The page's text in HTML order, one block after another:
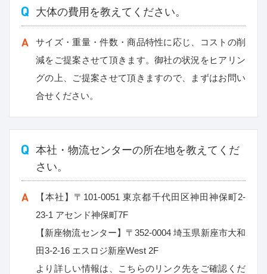
大体の費用を教えてください。
サイズ・重量・件数・商品特性に応じ、コストの削
減をご提案させて頂きます。御社の状況をヒアリン
グの上、ご提案させて頂きますので、まずはお問い
合せください。
本社・物流センターの所在地を教えてくだ
さい。
【本社】〒101-0051 東京都千代田区神田神保町2-
23-1 アセンド神保町7F
【新座物流センター】〒352-0004 埼玉県新座市大和
田3-2-16 エスロジ新座West 2F
より詳しい情報は、こちらのリンク先をご確認くだ